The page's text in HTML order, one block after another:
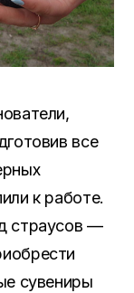
все
к работе.
страусов —
сувениры